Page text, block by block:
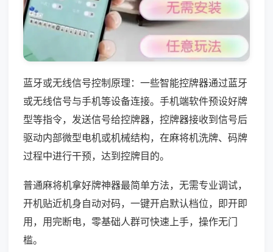
蓝牙或无线信号控制原理：一些智能控牌器通过蓝牙
或无线信号与手机等设备连接。手机端软件预设好牌
型等指令，发送信号给控牌器，控牌器接收到信号后
驱动内部微型电机或机械结构，在麻将机洗牌、码牌
过程中进行干预，达到控牌目的。
普通麻将机拿好牌神器最简单方法，无需专业调试，
开机贴近机身自动对码，一键开启默认档位，即开即
用，用完断电，零基础人群可快速上手，操作无门
槛。